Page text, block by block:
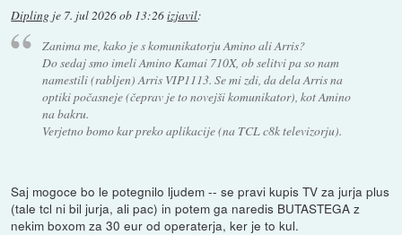
Dipling je 7. jul 2026 ob 13:26izjavil:
Zanima me, kako je s komunikatorju Amino ali Arris?
Do sedaj smo imeli Amino Kamai 710X, ob selitvi pa so nam
namestili (rabljen) Arris VIP1113. Se mi zdi, da dela Arris na
optiki počasneje (čeprav je to novejši komunikator), kot Amino
na bakru.
Verjetno bomo kar preko aplikacije (na TCL c8k televizorju).
Saj mogoce bo le potegnilo ljudem -- se pravi kupis TV za jurja plus
(tale tcl ni bil jurja, ali pac) in potem ga naredis BUTASTEGA z
nekim boxom za 30 eur od operaterja, ker je to kul.